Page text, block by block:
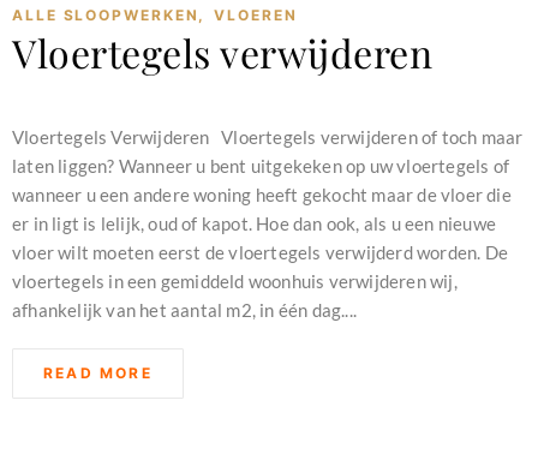
ALLE SLOOPWERKEN , VLOEREN
Vloertegels verwijderen
Vloertegels Verwijderen Vloertegels verwijderen of toch maar
laten liggen? Wanneer u bent uitgekeken op uw vloertegels of
wanneer u een andere woning heeft gekocht maar de vloer die
er in ligt is lelijk, oud of kapot. Hoe dan ook, als u een nieuwe
vloer wilt moeten eerst de vloertegels verwijderd worden. De
vloertegels in een gemiddeld woonhuis verwijderen wij,
afhankelijk van het aantal m2, in één dag....
READ MORE